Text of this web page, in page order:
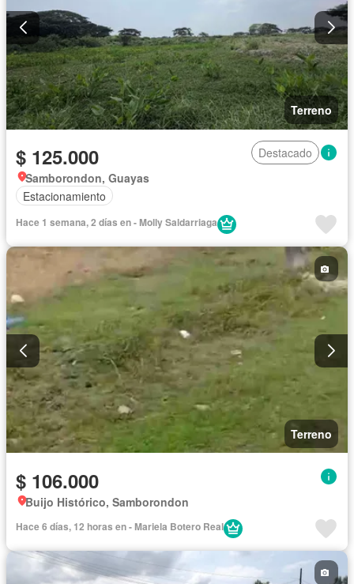
Terreno
$ 125.000
Destacado
Samborondon, Guayas
Estacionamiento
Hace 1 semana, 2 días en - Molly Saldarriaga
Terreno
$ 106.000
Buijo Histórico, Samborondon
Hace 6 días, 12 horas en - Mariela Botero Real